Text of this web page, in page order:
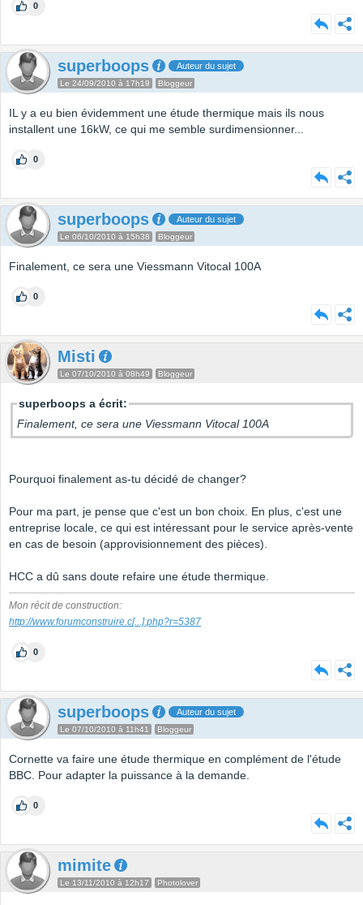
0
superboops Auteur du sujet
Le 24/09/2010 à 17h19 Bloggeur
IL y a eu bien évidemment une étude thermique mais ils nous
installent une 16kW, ce qui me semble surdimensionner...
0
superboops Auteur du sujet
Le 06/10/2010 à 15h38 Bloggeur
Finalement, ce sera une Viessmann Vitocal 100A
0
Misti
Le 07/10/2010 à 08h49 Bloggeur
superboops a écrit:
Finalement, ce sera une Viessmann Vitocal 100A
Pourquoi finalement as-tu décidé de changer?
Pour ma part, je pense que c'est un bon choix. En plus, c'est une
entreprise locale, ce qui est intéressant pour le service après-vente
en cas de besoin (approvisionnement des pièces).
HCC a dû sans doute refaire une étude thermique.
Mon récit de construction:
http://www.forumconstruire.c[...].php?r=5387
0
superboops Auteur du sujet
Le 07/10/2010 à 11h41 Bloggeur
Cornette va faire une étude thermique en complément de l'étude
BBC. Pour adapter la puissance à la demande.
0
mimite
Le 13/11/2010 à 12h17 Photolover